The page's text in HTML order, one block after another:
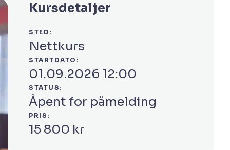
Kursdetaljer
STED:
Nettkurs
STARTDATO:
01.09.2026 12:00
STATUS:
Åpent for påmelding
PRIS:
15 800 kr